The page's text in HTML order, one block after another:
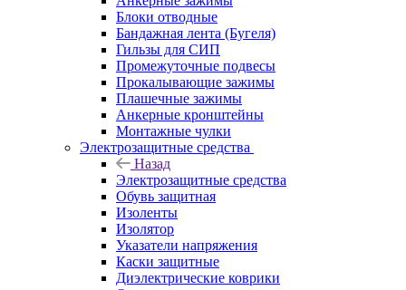
Блоки отводные
Бандажная лента (Бугеля)
Гильзы для СИП
Промежуточные подвесы
Прокалывающие зажимы
Плашечные зажимы
Анкерные кронштейны
Монтажные чулки
Электрозащитные средства
Назад
Электрозащитные средства
Обувь защитная
Изоленты
Изолятор
Указатели напряжения
Каски защитные
Диэлектрические коврики